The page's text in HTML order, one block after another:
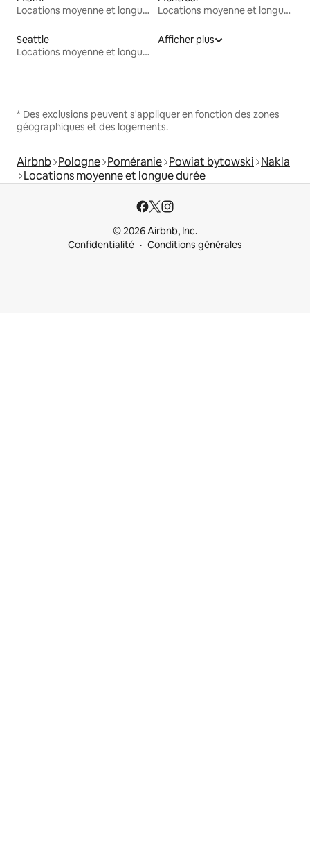
Locations moyenne et longue durée
Locations moyenne et longue durée
Seattle
Locations moyenne et longue durée
Afficher plus
* Des exclusions peuvent s'appliquer en fonction des zones
géographiques et des logements.
Airbnb Pologne Poméranie Powiat bytowski Nakla
Locations moyenne et longue durée
© 2026 Airbnb, Inc.
Confidentialité
Conditions générales